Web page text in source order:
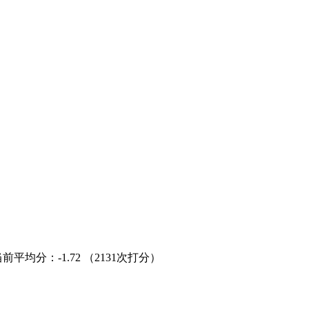
前平均分： -1.72 （2131次打分）